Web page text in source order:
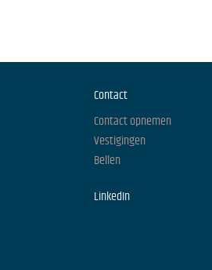
Contact
Contact opnemen
Vestigingen
Bellen
LinkedIn